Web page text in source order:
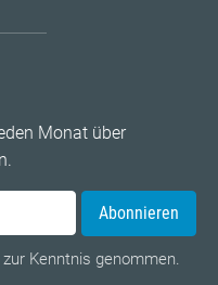
Monat über
Abonnieren
zur Kenntnis genommen.